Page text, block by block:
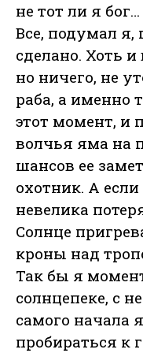
не тот ли я бог…
Все, подумал я,
сделано. Хоть
но ничего, не
раба, а именно
этот момент, и
волчья яма на
шансов ее
охотник. А если
невелика
Солнце
кроны над
Так бы я
солнцепеке, с
самого начала
пробираться к